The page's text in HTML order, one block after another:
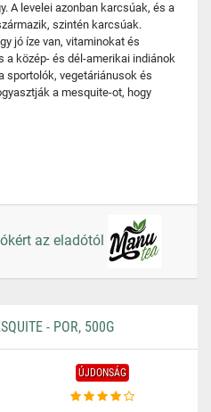
A levelei azonban karcsúak, és a
szintén karcsúak.
jó íze van, vitaminokat és
a közép- és dél-amerikai indiánok
sportolók, vegetáriánusok és
a mesquite-ot, hogy
az eladótól
- POR, 500G
ÚJDONSÁG